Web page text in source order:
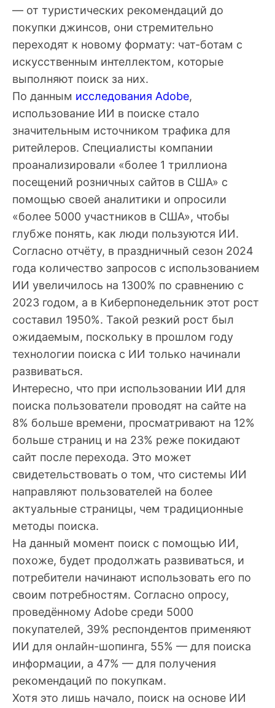
— от туристических рекомендаций до
покупки джинсов, они стремительно
переходят к новому формату: чат-ботам с
искусственным интеллектом, которые
выполняют поиск за них.
По данным исследования Adobe,
использование ИИ в поиске стало
значительным источником трафика для
ритейлеров. Специалисты компании
проанализировали «более 1 триллиона
посещений розничных сайтов в США» с
помощью своей аналитики и опросили
«более 5000 участников в США», чтобы
глубже понять, как люди пользуются ИИ.
Согласно отчёту, в праздничный сезон 2024
года количество запросов с использованием
ИИ увеличилось на 1300% по сравнению с
2023 годом, а в Киберпонедельник этот рост
составил 1950%. Такой резкий рост был
ожидаемым, поскольку в прошлом году
технологии поиска с ИИ только начинали
развиваться.
Интересно, что при использовании ИИ для
поиска пользователи проводят на сайте на
8% больше времени, просматривают на 12%
больше страниц и на 23% реже покидают
сайт после перехода. Это может
свидетельствовать о том, что системы ИИ
направляют пользователей на более
актуальные страницы, чем традиционные
методы поиска.
На данный момент поиск с помощью ИИ,
похоже, будет продолжать развиваться, и
потребители начинают использовать его по
своим потребностям. Согласно опросу,
проведённому Adobe среди 5000
покупателей, 39% респондентов применяют
ИИ для онлайн-шопинга, 55% — для поиска
информации, а 47% — для получения
рекомендаций по покупкам.
Хотя это лишь начало, поиск на основе ИИ